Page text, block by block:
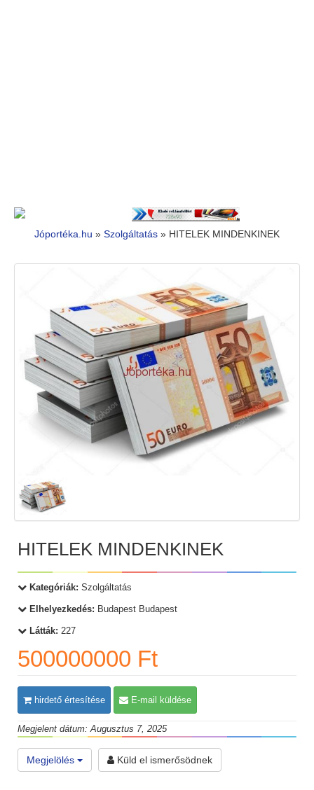
Jóportéka.hu » Szolgáltatás » HITELEK MINDENKINEK
HITELEK MINDENKINEK
Kategóriák: Szolgáltatás
Elhelyezkedés: Budapest Budapest
Látták: 227
500000000 Ft
hirdető értesítése E-mail küldése
Megjelent dátum: Augusztus 7, 2025
Megjelölés Küld el ismerősödnek